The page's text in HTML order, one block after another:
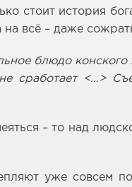
стоит история
всё – даже
блюдо
сработает <…>
– то над
уже совсем